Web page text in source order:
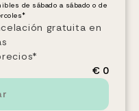
de sábado a sábado o de
gratuita en
€ 0